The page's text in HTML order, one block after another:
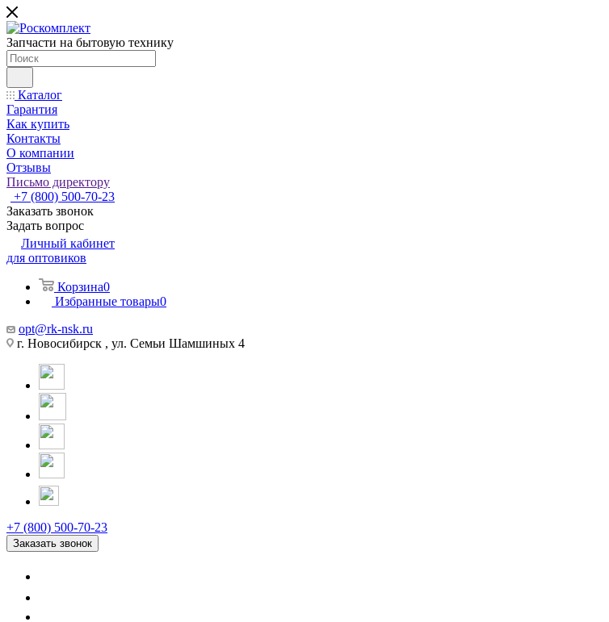
Запчасти на бытовую технику
Каталог
Гарантия
Как купить
Контакты
О компании
Отзывы
Письмо директору
+7 (800) 500-70-23
Заказать звонок
Задать вопрос
Личный кабинет
для оптовиков
Корзина0
Избранные товары0
opt@rk-nsk.ru
г. Новосибирск , ул. Семьи Шамшиных 4
+7 (800) 500-70-23
Заказать звонок